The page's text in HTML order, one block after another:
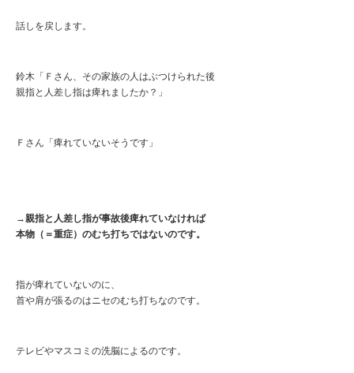
話しを戻します。
鈴木「Ｆさん、その家族の人はぶつけられた後
親指と人差し指は痺れましたか？」
Ｆさん「痺れていないそうです」
→親指と人差し指が事故後痺れていなければ
本物（＝重症）のむち打ちではないのです。
指が痺れていないのに、
首や肩が張るのはニセのむち打ちなのです。
テレビやマスコミの洗脳によるのです。